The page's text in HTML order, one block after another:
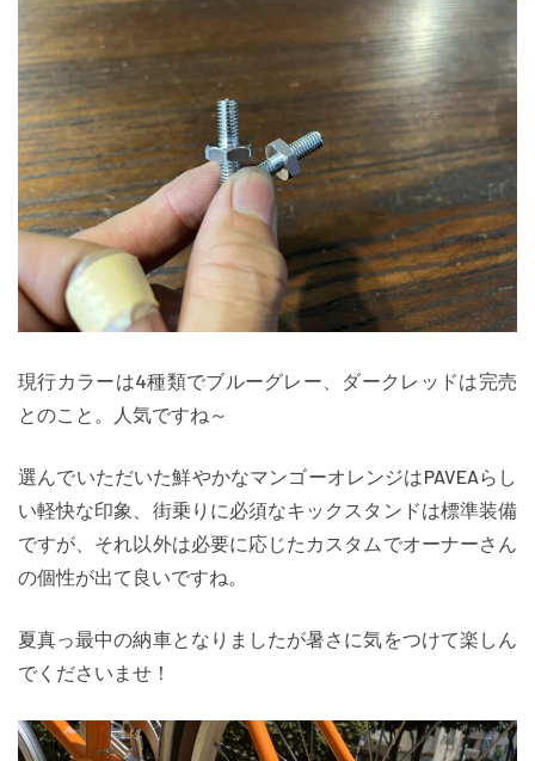
現行カラーは4種類でブルーグレー、ダークレッドは完売
とのこと。人気ですね～
選んでいただいた鮮やかなマンゴーオレンジはPAVEAらし
い軽快な印象、街乗りに必須なキックスタンドは標準装備
ですが、それ以外は必要に応じたカスタムでオーナーさん
の個性が出て良いですね。
夏真っ最中の納車となりましたが暑さに気をつけて楽しん
でくださいませ！